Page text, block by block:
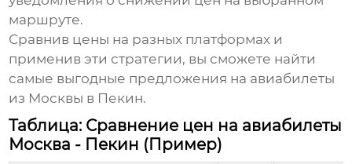
маршруте.
Сравнив цены на разных платформах и
применив эти стратегии, вы сможете найти
самые выгодные предложения на авиабилеты
из Москвы в Пекин.
Таблица: Сравнение цен на авиабилеты
Москва - Пекин (Пример)